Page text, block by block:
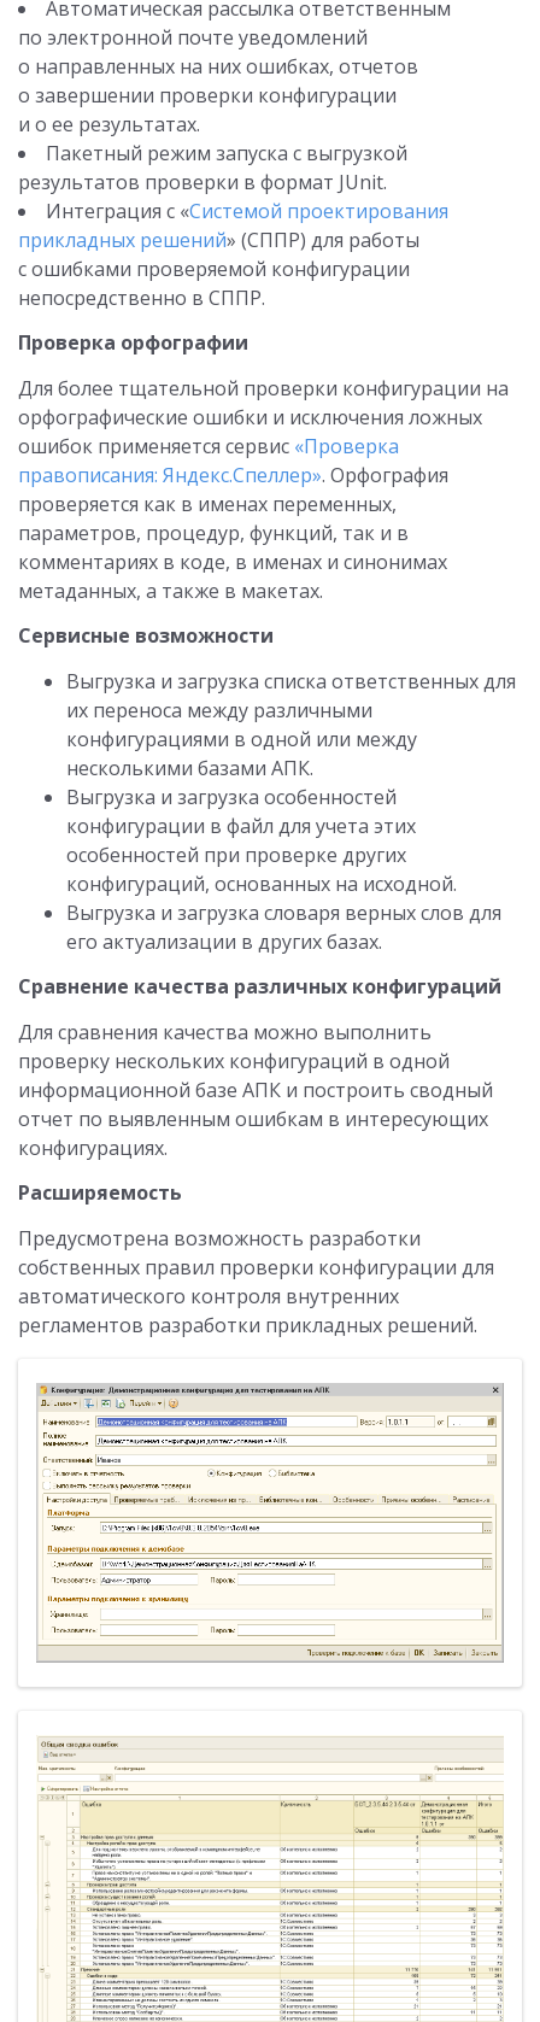
Автоматическая рассылка ответственным
по электронной почте уведомлений
о направленных на них ошибках, отчетов
о завершении проверки конфигурации
и о ее результатах.
Пакетный режим запуска с выгрузкой
результатов проверки в формат JUnit.
Интеграция с «Системой проектирования
прикладных решений» (СППР) для работы
с ошибками проверяемой конфигурации
непосредственно в СППР.
Проверка орфографии
Для более тщательной проверки конфигурации на
орфографические ошибки и исключения ложных
ошибок применяется сервис «Проверка
правописания: Яндекс.Спеллер». Орфография
проверяется как в именах переменных,
параметров, процедур, функций, так и в
комментариях в коде, в именах и синонимах
метаданных, а также в макетах.
Сервисные возможности
Выгрузка и загрузка списка ответственных для
их переноса между различными
конфигурациями в одной или между
несколькими базами АПК.
Выгрузка и загрузка особенностей
конфигурации в файл для учета этих
особенностей при проверке других
конфигураций, основанных на исходной.
Выгрузка и загрузка словаря верных слов для
его актуализации в других базах.
Сравнение качества различных конфигураций
Для сравнения качества можно выполнить
проверку нескольких конфигураций в одной
информационной базе АПК и построить сводный
отчет по выявленным ошибкам в интересующих
конфигурациях.
Расширяемость
Предусмотрена возможность разработки
собственных правил проверки конфигурации для
автоматического контроля внутренних
регламентов разработки прикладных решений.